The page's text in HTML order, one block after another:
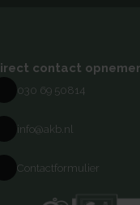
contact
030 69 50814
info@akb.nl
Contactformulier